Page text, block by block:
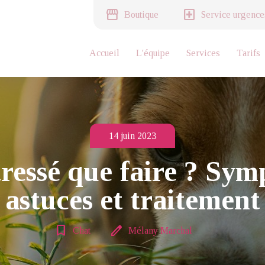
storefront Boutique local_hospital Service
Accueil L'équipe Services Tarifs
14 juin 2023
que faire ?
astuces et traitement
bookmark_border Chat edit Mélany Marchal